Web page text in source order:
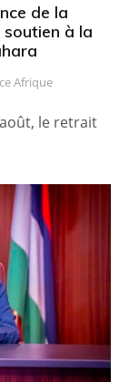
de la
à la
Afrique
le retrait